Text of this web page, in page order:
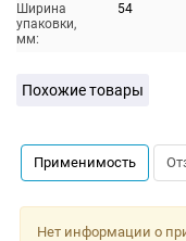
Ширина
упаковки,
мм:
54
Похожие товары
Применимость
Нет информации о